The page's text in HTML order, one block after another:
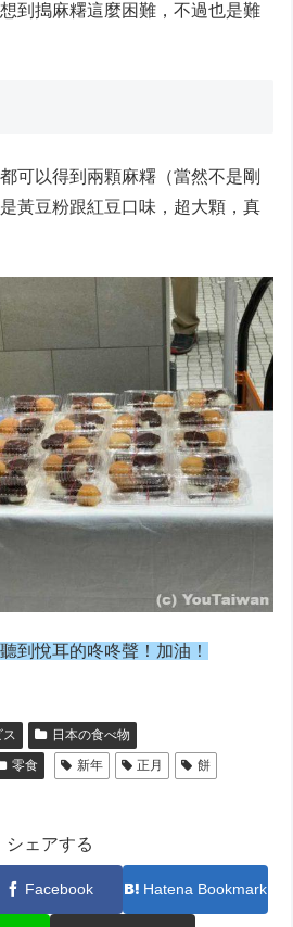
到搗麻糬這麼困難，不過也是難
可以得到兩顆麻糬（當然不是剛
黃豆粉跟紅豆口味，超大顆，真
到悅耳的咚咚聲！加油！
ス
日本の食べ物
零食 新年 正月
餅
シェアする
Facebook Hatena Bookmark